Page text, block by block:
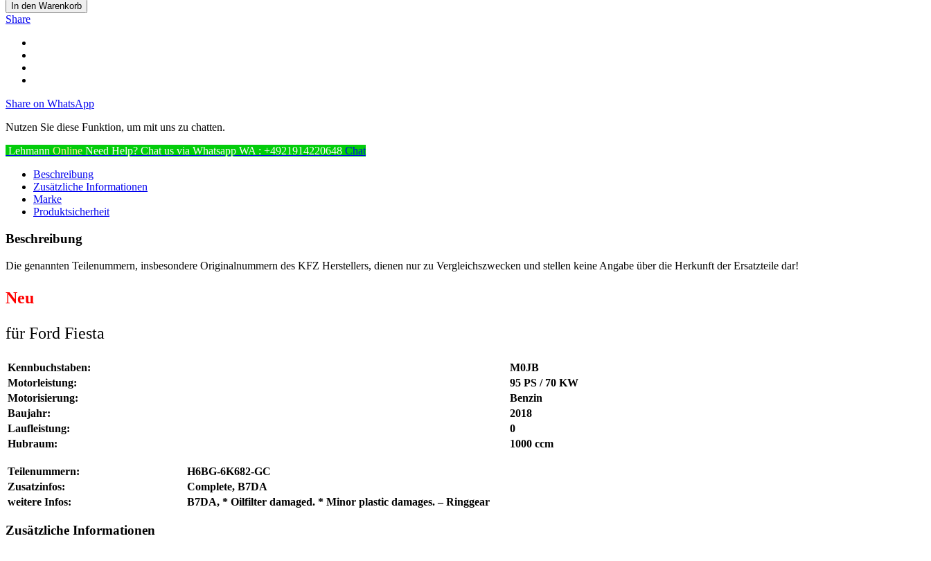
In den Warenkorb
Share
Share on WhatsApp
Nutzen Sie diese Funktion, um mit uns zu chatten.
Lehmann Online Need Help? Chat us via Whatsapp WA : +4921914220648 Chat
Beschreibung
Zusätzliche Informationen
Marke
Produktsicherheit
Beschreibung
Die genannten Teilenummern, insbesondere Originalnummern des KFZ Herstellers, dienen nur zu Vergleichszwecken und stellen keine Angabe über die Herkunft der Ersatzteile dar!
Neu
für Ford Fiesta
Kennbuchstaben:
M0JB
Motorleistung:
95 PS / 70 KW
Motorisierung:
Benzin
Baujahr:
2018
Laufleistung:
0
Hubraum:
1000 ccm
Teilenummern:
H6BG-6K682-GC
Zusatzinfos:
Complete, B7DA
weitere Infos:
B7DA, * Oilfilter damaged. * Minor plastic damages. – Ringgear
Zusätzliche Informationen